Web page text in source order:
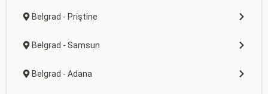
Belgrad - Priştine
Belgrad - Samsun
Belgrad - Adana